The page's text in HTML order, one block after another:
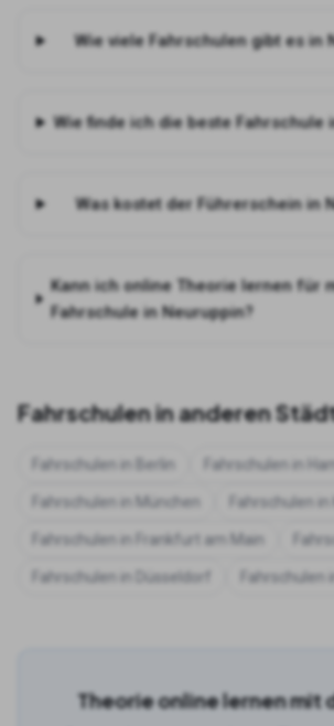
Wie viele Fahrschulen gibt es in
Wie finde ich die beste Fahrschule
Was kostet der Führerschein in
Kann ich online Theorie lernen für
Fahrschule in Neuruppin?
Fahrschulen in anderen
Fahrschulen in Berlin Fahrschulen in
Fahrschulen in München Fahrschulen in
Fahrschulen in Frankfurt am Main
Fahrschulen in Düsseldorf Fahrschulen
Theorie online lernen mit